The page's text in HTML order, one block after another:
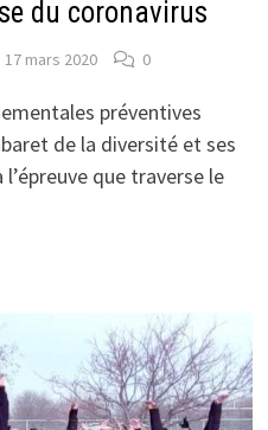
du coronavirus
17 mars 2020 0
préventives
de la diversité et ses
que traverse le